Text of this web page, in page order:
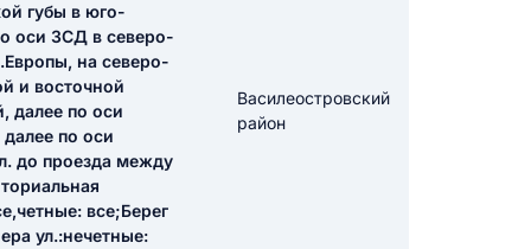
губы в юго-
оси ЗСД в северо-
на северо-
и восточной
далее по оси
по оси
до проезда между
все;Берег
ул.:нечетные:
Василеостровский
район